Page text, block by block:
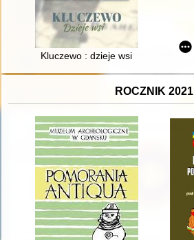
Kluczewo : dzieje wsi
ROCZNIK 2021